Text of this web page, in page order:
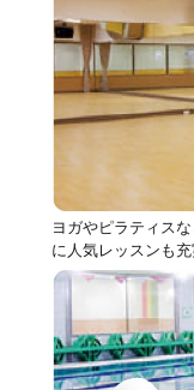
ヨガやピラティス
に人気レッスンも充